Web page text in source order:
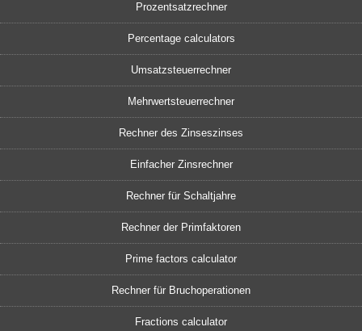
Prozentsatzrechner
Percentage calculators
Umsatzsteuerrechner
Mehrwertsteuerrechner
Rechner des Zinseszinses
Einfacher Zinsrechner
Rechner für Schaltjahre
Rechner der Primfaktoren
Prime factors calculator
Rechner für Bruchoperationen
Fractions calculator